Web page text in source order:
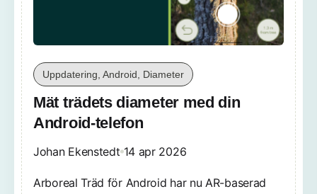
Uppdatering, Android, Diameter
Mät trädets diameter med din
Android-telefon
Johan Ekenstedt 14 apr 2026
Arboreal Träd för Android har nu AR-baserad